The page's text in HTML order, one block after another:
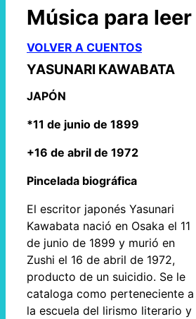
Música para leer
VOLVER A CUENTOS
YASUNARI KAWABATA
JAPÓN
*11 de junio de 1899
+16 de abril de 1972
Pincelada biográfica
El escritor japonés Yasunari
Kawabata nació en Osaka el 11
de junio de 1899 y murió en
Zushi el 16 de abril de 1972,
producto de un suicidio. Se le
cataloga como perteneciente a
la escuela del lirismo literario y